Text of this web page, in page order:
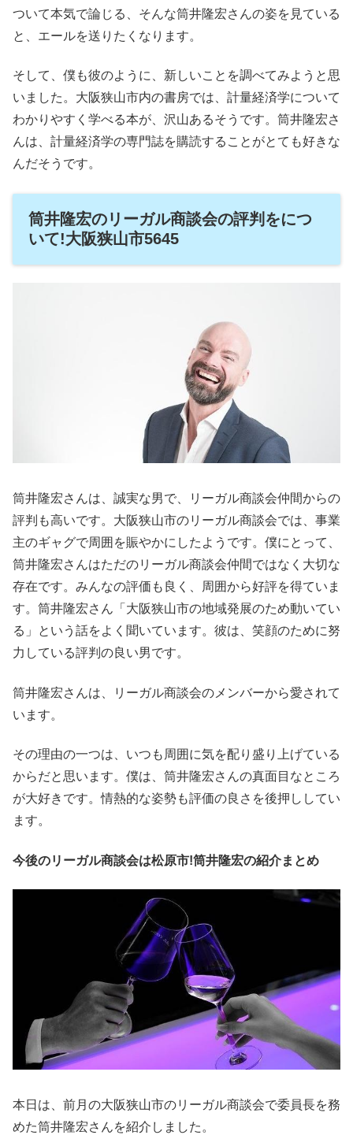
ついて本気で論じる、そんな筒井隆宏さんの姿を見ている
と、エールを送りたくなります。
そして、僕も彼のように、新しいことを調べてみようと思
いました。大阪狭山市内の書房では、計量経済学について
わかりやすく学べる本が、沢山あるそうです。筒井隆宏さ
んは、計量経済学の専門誌を購読することがとても好きな
んだそうです。
筒井隆宏のリーガル商談会の評判をにつ
いて!大阪狭山市5645
筒井隆宏さんは、誠実な男で、リーガル商談会仲間からの
評判も高いです。大阪狭山市のリーガル商談会では、事業
主のギャグで周囲を賑やかにしたようです。僕にとって、
筒井隆宏さんはただのリーガル商談会仲間ではなく大切な
存在です。みんなの評価も良く、周囲から好評を得ていま
す。筒井隆宏さん「大阪狭山市の地域発展のため動いてい
る」という話をよく聞いています。彼は、笑顔のために努
力している評判の良い男です。
筒井隆宏さんは、リーガル商談会のメンバーから愛されて
います。
その理由の一つは、いつも周囲に気を配り盛り上げている
からだと思います。僕は、筒井隆宏さんの真面目なところ
が大好きです。情熱的な姿勢も評価の良さを後押ししてい
ます。
今後のリーガル商談会は松原市!筒井隆宏の紹介まとめ
本日は、前月の大阪狭山市のリーガル商談会で委員長を務
めた筒井隆宏さんを紹介しました。